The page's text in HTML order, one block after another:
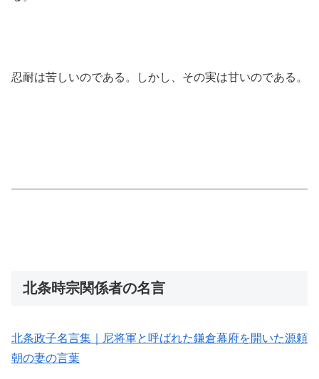
忍耐は苦しいのである。しかし、その実は甘いのである。
北条時宗関係者の名言
北条政子名言集｜尼将軍と呼ばれた鎌倉幕府を開いた源頼
朝の妻の言葉